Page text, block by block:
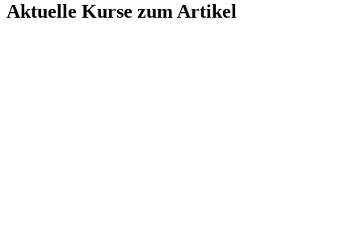
Aktuelle Kurse zum Artikel